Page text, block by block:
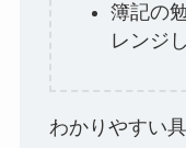
簿記の
レンジ
わかりやすい